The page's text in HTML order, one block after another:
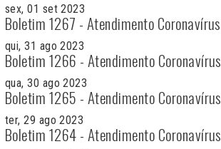
sex, 01 set 2023
Boletim 1267 - Atendimento Coronavírus
qui, 31 ago 2023
Boletim 1266 - Atendimento Coronavírus
qua, 30 ago 2023
Boletim 1265 - Atendimento Coronavírus
ter, 29 ago 2023
Boletim 1264 - Atendimento Coronavírus